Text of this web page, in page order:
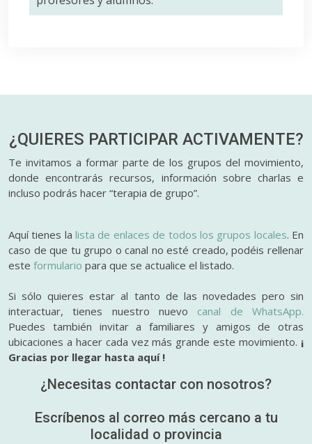
¿QUIERES PARTICIPAR ACTIVAMENTE?
Te invitamos a formar parte de los grupos del movimiento,
donde encontrarás recursos, información sobre charlas e
incluso podrás hacer “terapia de grupo”.
Aquí tienes lalista de enlaces de todos los grupos locales. En
caso de que tu grupo o canal no esté creado, podéis rellenar
este formulario para que se actualice el listado.
Si sólo quieres estar al tanto de las novedades pero sin
interactuar, tienes nuestro nuevo canal de WhatsApp.
Puedes también invitar a familiares y amigos de otras
ubicaciones a hacer cada vez más grande este movimiento. ¡
Gracias por llegar hasta aquí !
¿Necesitas contactar con nosotros?
Escríbenos al correo más cercano a tu
localidad o provincia